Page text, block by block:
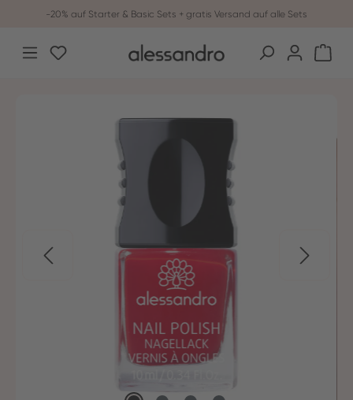
Zum Hauptinhalt springen
-20% auf Starter & Basic Sets + gratis Versand auf alle Sets
Du hast 0 Produkte auf dem Merkzettel